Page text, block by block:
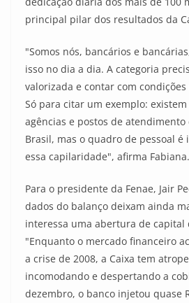
principal pilar dos resultados da
"Somos nós, bancários e
isso no dia a dia. A categoria
valorizada e contar com
Só para citar um exemplo:
agências e postos de
Brasil, mas o quadro de pessoal
essa capilaridade", afirma Fabiana.
Para o presidente da Fenae, Jair
dados do balanço deixam ainda
interessa uma abertura de capital
"Enquanto o mercado financeiro
a crise de 2008, a Caixa tem
incomodando e despertando a
dezembro, o banco injetou quase